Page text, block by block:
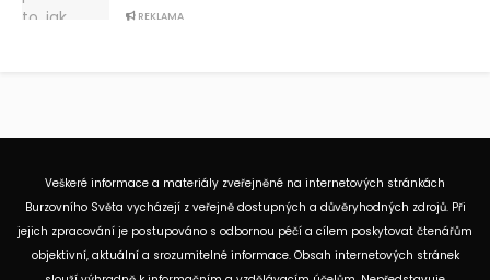
REKLAMA
Veškeré informace a materiály zveřejněné na internetových stránkách
Burzovního Světa vycházejí z veřejně dostupných a důvěryhodných zdrojů. Při
jejich zpracování je postupováno s odbornou péčí a cílem poskytovat čtenářům
objektivní, aktuální a srozumitelné informace. Obsah internetových stránek